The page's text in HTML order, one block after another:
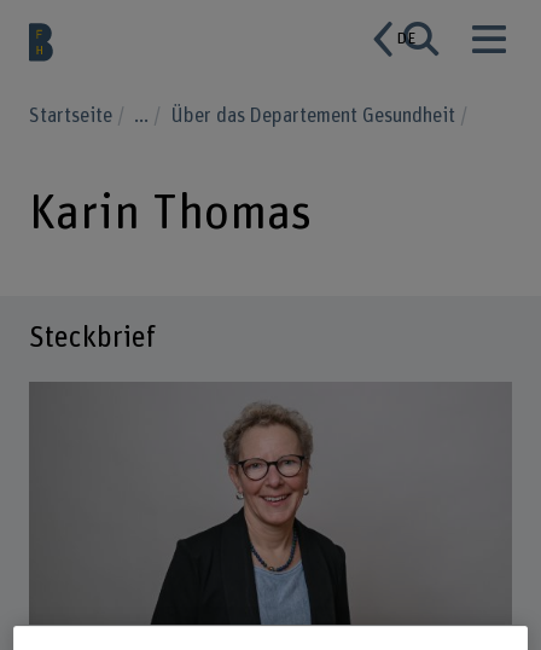
DE
Startseite ... Über das Departement Gesundheit
Karin Thomas
Steckbrief